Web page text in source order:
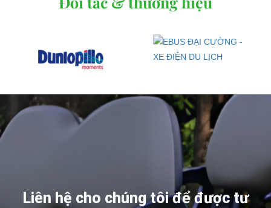
Liên hệ cho chúng tôi để được tư